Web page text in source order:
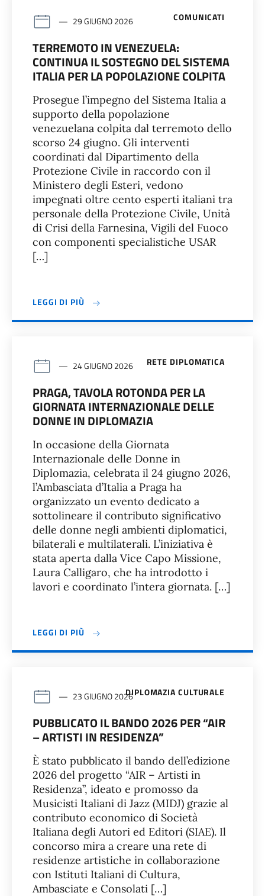
COMUNICATI
29 GIUGNO 2026
TERREMOTO IN VENEZUELA:
CONTINUA IL SOSTEGNO DEL SISTEMA
ITALIA PER LA POPOLAZIONE COLPITA
Prosegue l’impegno del Sistema Italia a
supporto della popolazione
venezuelana colpita dal terremoto dello
scorso 24 giugno. Gli interventi
coordinati dal Dipartimento della
Protezione Civile in raccordo con il
Ministero degli Esteri, vedono
impegnati oltre cento esperti italiani tra
personale della Protezione Civile, Unità
di Crisi della Farnesina, Vigili del Fuoco
con componenti specialistiche USAR
[…]
LEGGI DI PIÙ
RETE DIPLOMATICA
24 GIUGNO 2026
PRAGA, TAVOLA ROTONDA PER LA
GIORNATA INTERNAZIONALE DELLE
DONNE IN DIPLOMAZIA
In occasione della Giornata
Internazionale delle Donne in
Diplomazia, celebrata il 24 giugno 2026,
l’Ambasciata d’Italia a Praga ha
organizzato un evento dedicato a
sottolineare il contributo significativo
delle donne negli ambienti diplomatici,
bilaterali e multilaterali. L’iniziativa è
stata aperta dalla Vice Capo Missione,
Laura Calligaro, che ha introdotto i
lavori e coordinato l’intera giornata. […]
LEGGI DI PIÙ
DIPLOMAZIA CULTURALE
23 GIUGNO 2026
PUBBLICATO IL BANDO 2026 PER “AIR
– ARTISTI IN RESIDENZA”
È stato pubblicato il bando dell’edizione
2026 del progetto “AIR – Artisti in
Residenza”, ideato e promosso da
Musicisti Italiani di Jazz (MIDJ) grazie al
contributo economico di Società
Italiana degli Autori ed Editori (SIAE). Il
concorso mira a creare una rete di
residenze artistiche in collaborazione
con Istituti Italiani di Cultura,
Ambasciate e Consolati […]